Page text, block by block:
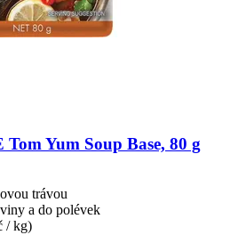
Tom Yum Soup Base, 80 g
trávou
a do polévek
/ kg)